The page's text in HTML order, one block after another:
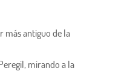
más antiguo de la
mirando a la